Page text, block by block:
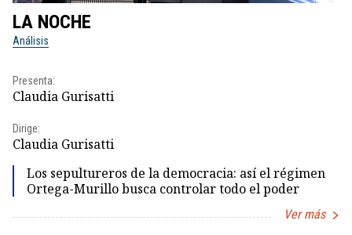
LA NOCHE
Análisis
Presenta:
Claudia Gurisatti
Dirige:
Claudia Gurisatti
Los sepultureros de la democracia: así el régimen
Ortega-Murillo busca controlar todo el poder
Ver más